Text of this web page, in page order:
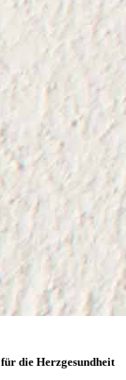
die Herzgesundheit